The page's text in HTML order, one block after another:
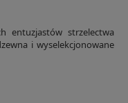
entuzjastów strzelectwa
i wyselekcjonowane